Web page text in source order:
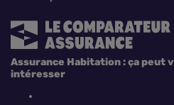
Assurance Habitation : ça peut
intéresser